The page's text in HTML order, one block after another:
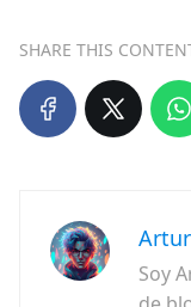
SHARE THIS
Soy